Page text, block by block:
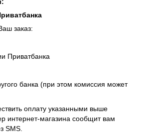
заказ:
Приватбанка
банка (при этом комиссия может
оплату указанными выше
интернет-магазина сообщит вам
SMS.